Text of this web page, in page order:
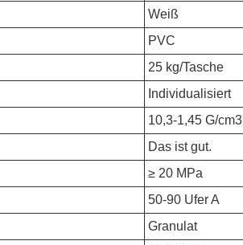
Weiß
PVC
25 kg/Tasche
Individualisiert
10,3-1,45 G/cm3
Das ist gut.
≥ 20 MPa
50-90 Ufer A
Granulat